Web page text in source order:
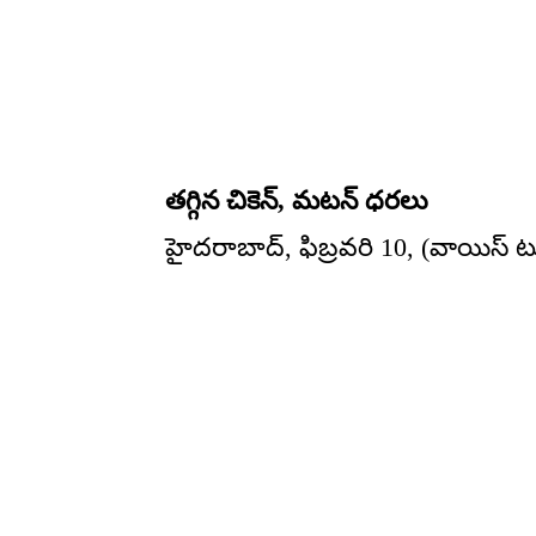
తగ్గిన చికెన్, మటన్ ధరలు
హైదరాబాద్, ఫిబ్రవరి 10, (వాయిస్